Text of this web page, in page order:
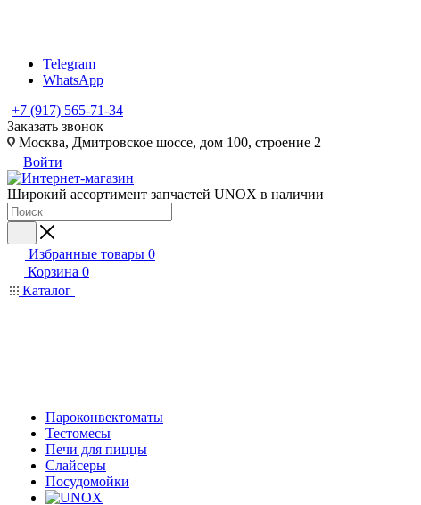
Telegram
WhatsApp
+7 (917) 565-71-34
Заказать звонок
Москва, Дмитровское шоссе, дом 100, строение 2
Войти
Широкий ассортимент запчастей UNOX в наличии
Избранные товары 0
Корзина 0
Каталог
Пароконвектоматы
Тестомесы
Печи для пиццы
Слайсеры
Посудомойки